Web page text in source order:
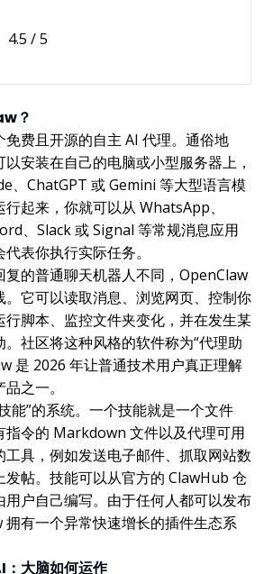
4.5 / 5
？
费且开源的自主 AI 代理。通俗地
安装在自己的电脑或小型服务器上，
、ChatGPT 或 Gemini 等大型语言模
起来，你就可以从 WhatsApp、
、Slack 或 Signal 等常规消息应用
表你执行实际任务。
复的普通聊天机器人不同，OpenClaw
。它可以读取消息、浏览网页、控制你
行脚本、监控文件夹变化，并在发生某
社区将这种风格的软件称为“代理助
是 2026 年让普通技术用户真正理解
之一。
能”的系统。一个技能就是一个文件
指令的 Markdown 文件以及代理可用
工具，例如发送电子邮件、抓取网站数
发帖。技能可以从官方的 ClawHub 仓
用户自己编写。由于任何人都可以发布
有一个异常快速增长的插件生态系
大脑如何运作